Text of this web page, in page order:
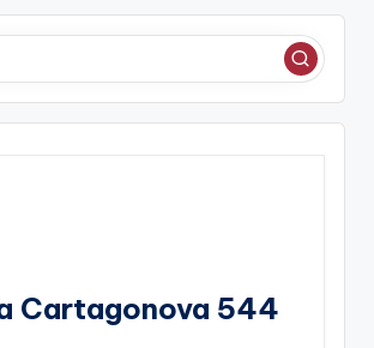
Cartagonova 544